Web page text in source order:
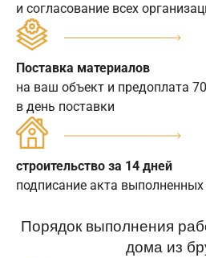
и согласование всех
Поставка материалов
на ваш объект и предоплата
в день поставки
строительство за 14 дней
подписание акта выполненных
Порядок выполнения
дома из